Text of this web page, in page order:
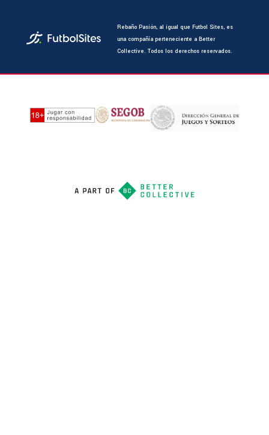
Rebaño Pasión, al igual que Futbol Sites, es
una compañía perteneciente a Better
Collective. Todos los derechos reservados.